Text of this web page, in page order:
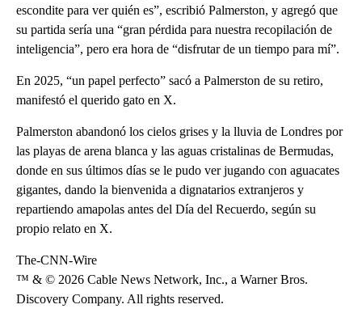
escondite para ver quién es”, escribió Palmerston, y agregó que
su partida sería una “gran pérdida para nuestra recopilación de
inteligencia”, pero era hora de “disfrutar de un tiempo para mí”.
En 2025, “un papel perfecto” sacó a Palmerston de su retiro,
manifestó el querido gato en X.
Palmerston abandonó los cielos grises y la lluvia de Londres por
las playas de arena blanca y las aguas cristalinas de Bermudas,
donde en sus últimos días se le pudo ver jugando con aguacates
gigantes, dando la bienvenida a dignatarios extranjeros y
repartiendo amapolas antes del Día del Recuerdo, según su
propio relato en X.
The-CNN-Wire
™ & © 2026 Cable News Network, Inc., a Warner Bros.
Discovery Company. All rights reserved.